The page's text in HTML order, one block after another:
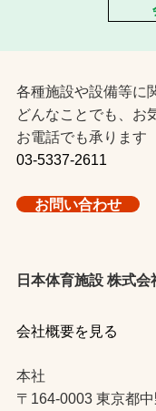
各種施設や設備等に
どんなことでも、お
お電話でも承ります
03-5337-2611
お問い合わせ
日本体育施設 株式会
会社概要を見る
本社
〒164-0003 東京都